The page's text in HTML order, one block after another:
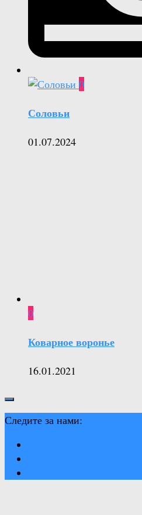
0
Соловьи
01.07.2024
0
Коварное воронье
16.01.2021
Следите за нами: